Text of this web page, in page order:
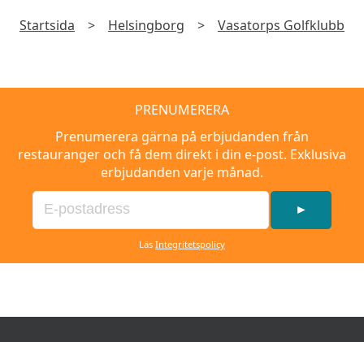
Startsida > Helsingborg > Vasatorps Golfklubb
PRENUMERERA
Prenumerera gärna på erbjudanden från
restauranger och få dem direkt i din e-post. Exklusiva
erbjudanden varje månad.
►
Läs Integritetspolicy